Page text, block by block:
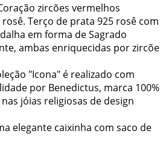
zircões vermelhos
Terço de prata 925 rosê com
em forma de Sagrado
ambas enriquecidas por
"Icona" é realizado com
por Benedictus, marca 100%
jóias religiosas de design
elegante caixinha com saco de